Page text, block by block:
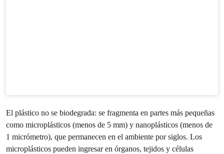
El plástico no se biodegrada: se fragmenta en partes más pequeñas
como microplásticos (menos de 5 mm) y nanoplásticos (menos de
1 micrómetro), que permanecen en el ambiente por siglos. Los
microplásticos pueden ingresar en órganos, tejidos y células